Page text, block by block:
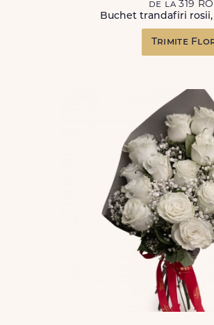
de la 319
Buchet trandafiri
Trimite